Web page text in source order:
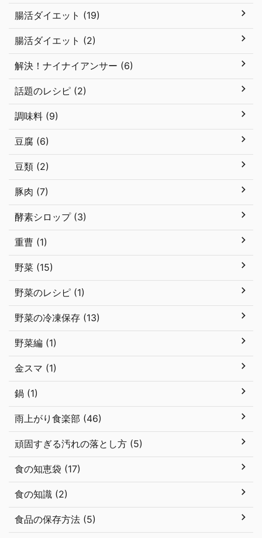
腸活ダイエット (19)
腸活ダイエット (2)
解決！ナイナイアンサー (6)
話題のレシピ (2)
調味料 (9)
豆腐 (6)
豆類 (2)
豚肉 (7)
酵素シロップ (3)
重曹 (1)
野菜 (15)
野菜のレシピ (1)
野菜の冷凍保存 (13)
野菜編 (1)
金スマ (1)
鍋 (1)
雨上がり食楽部 (46)
頑固すぎる汚れの落とし方 (5)
食の知恵袋 (17)
食の知識 (2)
食品の保存方法 (5)